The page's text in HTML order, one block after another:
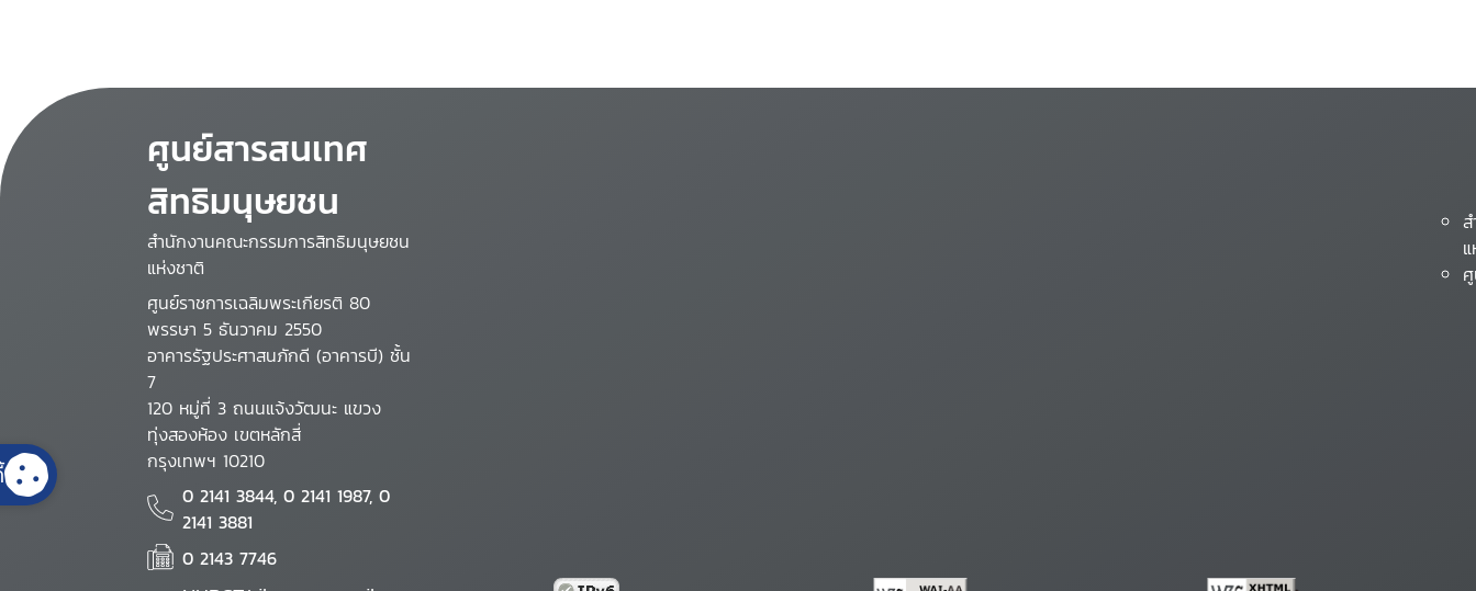
ศูนย์สารสนเทศ
สิทธิมนุษยชน
สำนักงานคณะกรรมการสิทธิมนุษยชน
แห่งชาติ
ศูนย์ราชการเฉลิมพระเกียรติ 80
พรรษา 5 ธันวาคม 2550
อาคารรัฐประศาสนภักดี (อาคารบี) ชั้น
7
120 หมู่ที่ 3 ถนนแจ้งวัฒนะ แขวง
ทุ่งสองห้อง เขตหลักสี่
กรุงเทพฯ 10210
0 2141 3844, 0 2141 1987, 0
2141 3881
0 2143 7746